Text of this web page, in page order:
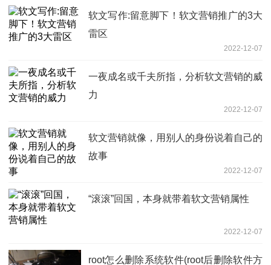
软文写作:留意脚下！软文营销推广的3大
雷区
2022-12-07
一夜成名或千夫所指，分析软文营销的威
力
2022-12-07
软文营销就像，用别人的身份说着自己的
故事
2022-12-07
“滚滚”回国，本身就带着软文营销属性
2022-12-07
root怎么删除系统软件(root后删除软件方